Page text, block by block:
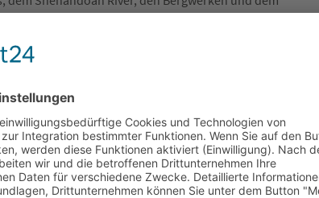
Gegend rund um
Nicht nur nach den vertrauten Orten und Menschen
man alle Zeit der Welt hat. Das scheint vielen von
gehen muss und immer mehr Leistung verlangt